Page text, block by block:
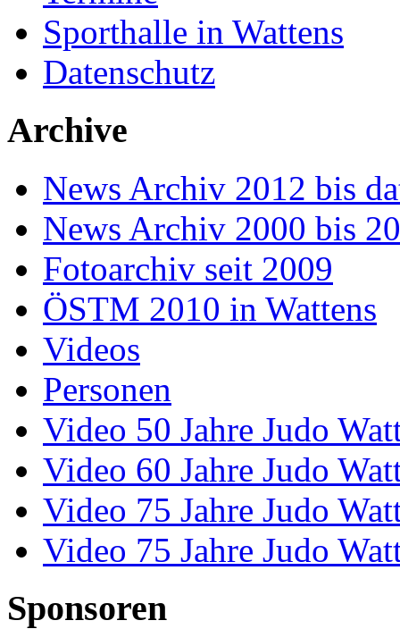
Sporthalle in Wattens
Datenschutz
Archive
News Archiv 2012 bis
News Archiv 2000 bis
Fotoarchiv seit 2009
ÖSTM 2010 in Wattens
Videos
Personen
Video 50 Jahre Judo
Video 60 Jahre Judo
Video 75 Jahre Judo
Video 75 Jahre Judo
Sponsoren